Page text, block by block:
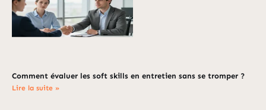
Comment évaluer les soft skills en entretien sans se tromper ?
Lire la suite »